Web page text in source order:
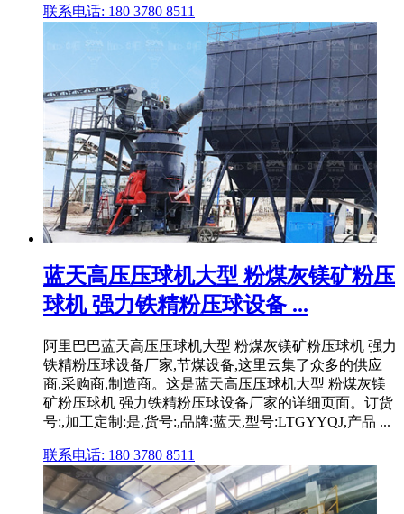
联系电话: 180 3780 8511
蓝天高压压球机大型 粉煤灰镁矿粉压
球机 强力铁精粉压球设备 ...
阿里巴巴蓝天高压压球机大型 粉煤灰镁矿粉压球机 强力
铁精粉压球设备厂家,节煤设备,这里云集了众多的供应
商,采购商,制造商。这是蓝天高压压球机大型 粉煤灰镁
矿粉压球机 强力铁精粉压球设备厂家的详细页面。订货
号:,加工定制:是,货号:,品牌:蓝天,型号:LTGYYQJ,产品 ...
联系电话: 180 3780 8511